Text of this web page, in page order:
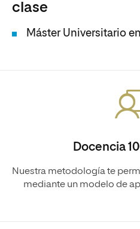
clase
Máster Universitario
Docencia
Nuestra metodología te
mediante un modelo de